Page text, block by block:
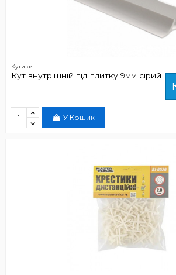
Кутики
Кут внутрішній під плитку 9мм сірий
У Кошик